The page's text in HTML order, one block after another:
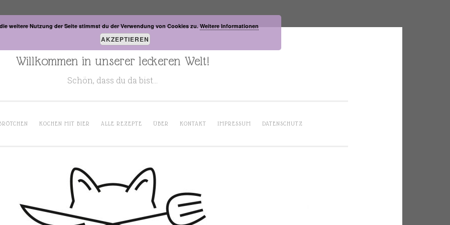
Willkommen in unserer leckeren Welt!
Schön, dass du da bist…
KOCHEN MIT BIER ALLE REZEPTE ÜBER KONTAKT IMPRESSUM DATENSCHUTZ
weitere Nutzung der Seite stimmst du der Verwendung von Cookies zu. Weitere Informationen
AKZEPTIEREN